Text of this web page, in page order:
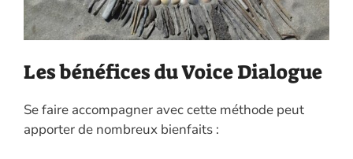
Les bénéfices du Voice Dialogue
Se faire accompagner avec cette méthode peut
apporter de nombreux bienfaits :